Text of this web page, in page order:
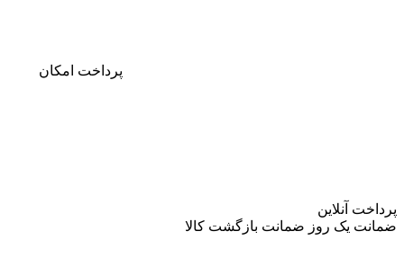
پرداخت امکان
پرداخت آنلاین
ضمانت یک روز ضمانت بازگشت کالا